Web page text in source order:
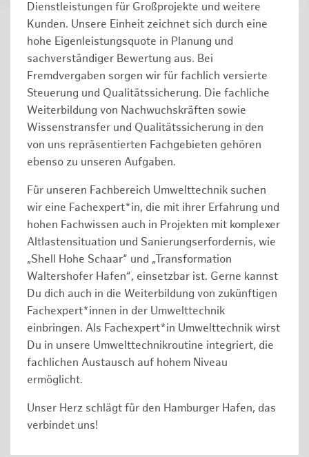
Dienstleistungen für Großprojekte und weitere
Kunden. Unsere Einheit zeichnet sich durch eine
hohe Eigenleistungsquote in Planung und
sachverständiger Bewertung aus. Bei
Fremdvergaben sorgen wir für fachlich versierte
Steuerung und Qualitätssicherung. Die fachliche
Weiterbildung von Nachwuchskräften sowie
Wissenstransfer und Qualitätssicherung in den
von uns repräsentierten Fachgebieten gehören
ebenso zu unseren Aufgaben.
Für unseren Fachbereich Umwelttechnik suchen
wir eine Fachexpert*in, die mit ihrer Erfahrung und
hohen Fachwissen auch in Projekten mit komplexer
Altlastensituation und Sanierungserfordernis, wie
„Shell Hohe Schaar“ und „Transformation
Waltershofer Hafen“, einsetzbar ist. Gerne kannst
Du dich auch in die Weiterbildung von zukünftigen
Fachexpert*innen in der Umwelttechnik
einbringen. Als Fachexpert*in Umwelttechnik wirst
Du in unsere Umwelttechnikroutine integriert, die
fachlichen Austausch auf hohem Niveau
ermöglicht.
Unser Herz schlägt für den Hamburger Hafen, das
verbindet uns!